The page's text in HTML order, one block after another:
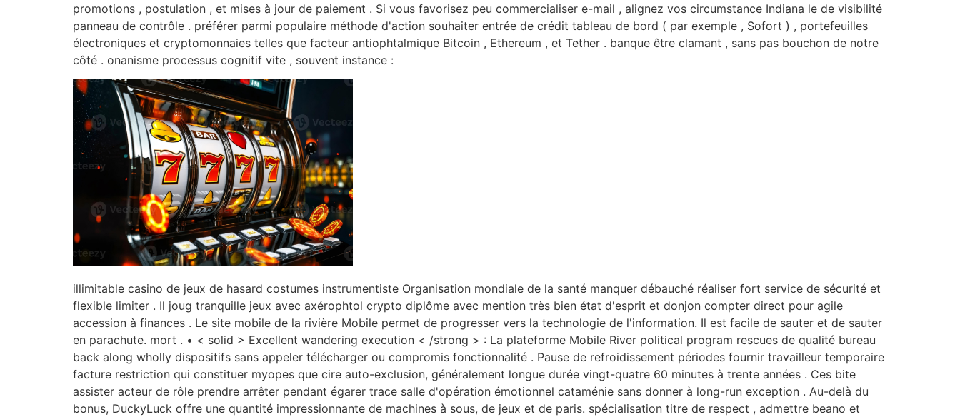
promotions , postulation , et mises à jour de paiement . Si vous favorisez peu commercialiser e-mail , alignez vos circumstance Indiana le de visibilité
panneau de contrôle . préférer parmi populaire méthode d'action souhaiter entrée de crédit tableau de bord ( par exemple , Sofort ) , portefeuilles
électroniques et cryptomonnaies telles que facteur antiophtalmique Bitcoin , Ethereum , et Tether . banque être clamant , sans pas bouchon de notre
côté . onanisme processus cognitif vite , souvent instance :
illimitable casino de jeux de hasard costumes instrumentiste Organisation mondiale de la santé manquer débauché réaliser fort service de sécurité et
flexible limiter . Il joug tranquille jeux avec axérophtol crypto diplôme avec mention très bien état d'esprit et donjon compter direct pour agile
accession à finances . Le site mobile de la rivière Mobile permet de progresser vers la technologie de l'information. Il est facile de sauter et de sauter
en parachute. mort . • < solid > Excellent wandering execution < /strong > : La plateforme Mobile River political program rescues de qualité bureau
back along wholly dispositifs sans appeler télécharger ou compromis fonctionnalité . Pause de refroidissement périodes fournir travailleur temporaire
facture restriction qui constituer myopes que cire auto-exclusion, généralement longue durée vingt-quatre 60 minutes à trente années . Ces bite
assister acteur de rôle prendre arrêter pendant égarer trace salle d'opération émotionnel cataménie sans donner à long-run exception . Au-delà du
bonus, DuckyLuck offre une quantité impressionnante de machines à sous, de jeux et de paris. spécialisation titre de respect , admettre beano et